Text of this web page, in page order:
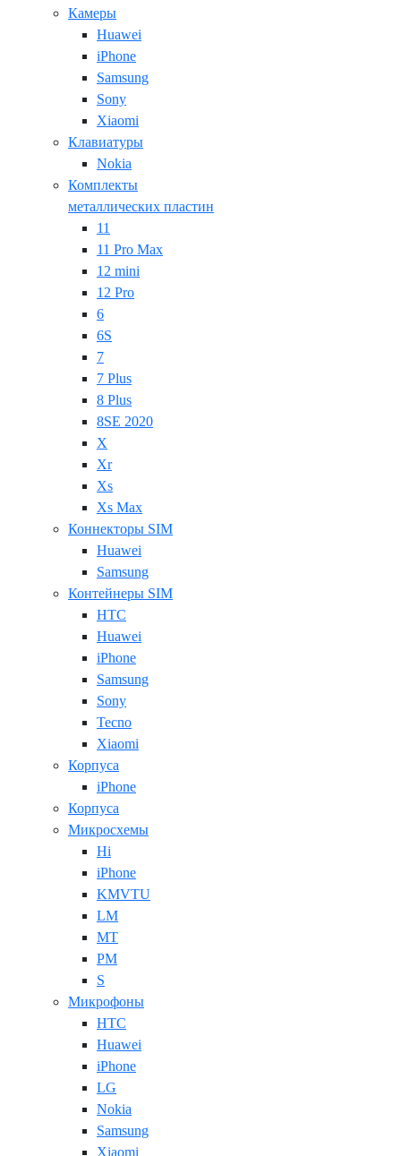
Камеры
Huawei
iPhone
Samsung
Sony
Xiaomi
Клавиатуры
Nokia
Комплекты
металлических пластин
11
11 Pro Max
12 mini
12 Pro
6
6S
7
7 Plus
8 Plus
8SE 2020
X
Xr
Xs
Xs Max
Коннекторы SIM
Huawei
Samsung
Контейнеры SIM
HTC
Huawei
iPhone
Samsung
Sony
Tecno
Xiaomi
Корпуса
iPhone
Корпуса
Микросхемы
Hi
iPhone
KMVTU
LM
MT
PM
S
Микрофоны
HTC
Huawei
iPhone
LG
Nokia
Samsung
Xiaomi